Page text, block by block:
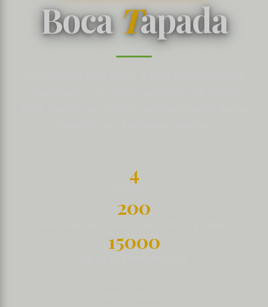
BocaTapada
4
200
15000